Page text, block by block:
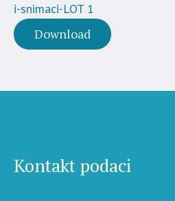
i-snimaci-LOT 1
Download
Kontakt podaci